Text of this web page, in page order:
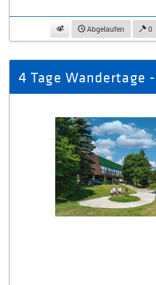
beobachtenAbgelaufen 0